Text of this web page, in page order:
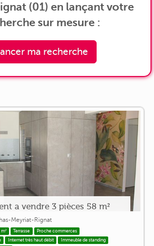
(01) en lançant votre
sur mesure :
ma recherche
a vendre 3 pièces 58 m²
Meyriat-Rignat
Terrasse
Proche commerces
Internet très haut débit
Immeuble de standing